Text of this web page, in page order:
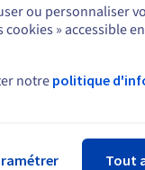
nom de domaine
ou personnaliser
» accessible
notre politique
Tout